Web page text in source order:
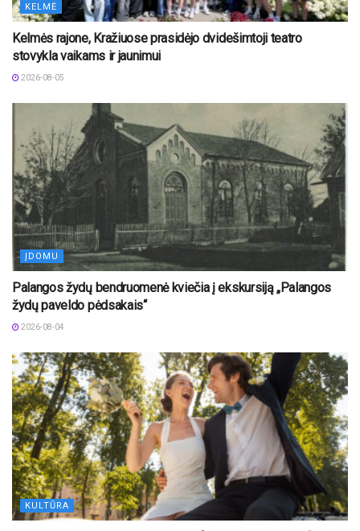
KELMĖ
Kelmės rajone, Kražiuose prasidėjo dvidešimtoji teatro
stovykla vaikams ir jaunimui
2026-08-05
ĮDOMU
Palangos žydų bendruomenė kviečia į ekskursiją „Palangos
žydų paveldo pėdsakais“
2026-08-04
KULTŪRA